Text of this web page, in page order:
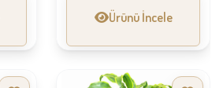
Ürünü İncele